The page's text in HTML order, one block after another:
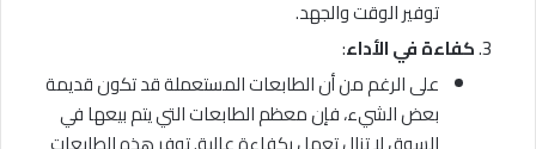
توفير الوقت والجهد.
كفاءة في الأداء:
على الرغم من أن الطابعات المستعملة قد تكون قديمة
بعض الشيء، فإن معظم الطابعات التي يتم بيعها في